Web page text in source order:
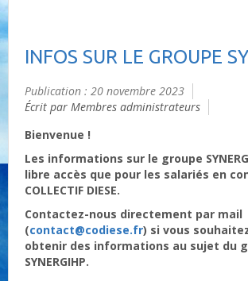
INFOS SUR LE GROUPE
Publication : 20 novembre 2023
Écrit par Membres administrateurs
Bienvenue !
Les informations sur le groupe
libre accès que pour les salariés en
COLLECTIF DIESE.
Contactez-nous directement par mail
(contact@codiese.fr) si vous
obtenir des informations au sujet du
SYNERGIHP.